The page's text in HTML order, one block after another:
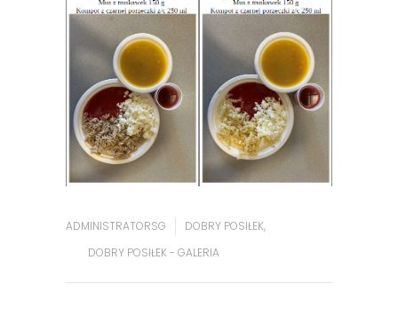
ADMINISTRATORSG DOBRY POSIŁEK,
DOBRY POSIŁEK - GALERIA